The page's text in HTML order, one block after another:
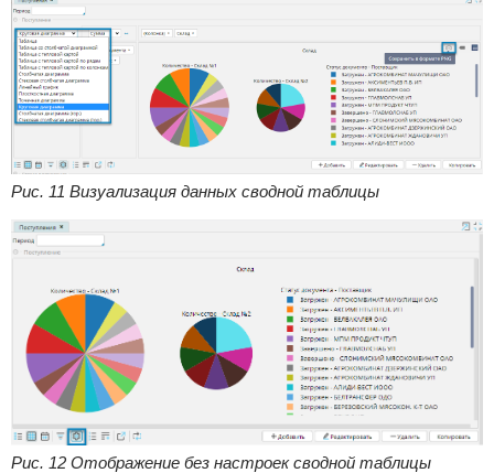
Рис. 11 Визуализация данных сводной таблицы
Рис. 12 Отображение без настроек сводной таблицы